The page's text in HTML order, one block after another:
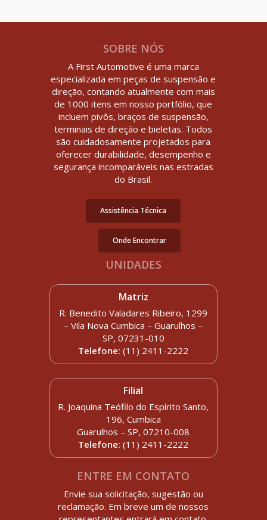
SOBRE NÓS
A First Automotive é uma marca
especializada em peças de suspensão e
direção, contando atualmente com mais
de 1000 itens em nosso portfólio, que
incluem pivôs, braços de suspensão,
terminais de direção e bieletas. Todos
são cuidadosamente projetados para
oferecer durabilidade, desempenho e
segurança incomparáveis nas estradas
do Brasil.
Assistência Técnica
Onde Encontrar
UNIDADES
Matriz
R. Benedito Valadares Ribeiro, 1299
– Vila Nova Cumbica – Guarulhos –
SP, 07231-010
Telefone:(11) 2411-2222
Filial
R. Joaquina Teófilo do Espírito Santo,
196, Cumbica
Guarulhos – SP, 07210-008
Telefone: (11) 2411-2222
ENTRE EM CONTATO
Envie sua solicitação, sugestão ou
reclamação. Em breve um de nossos